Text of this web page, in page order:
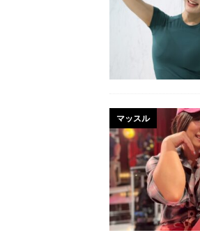
マッスル